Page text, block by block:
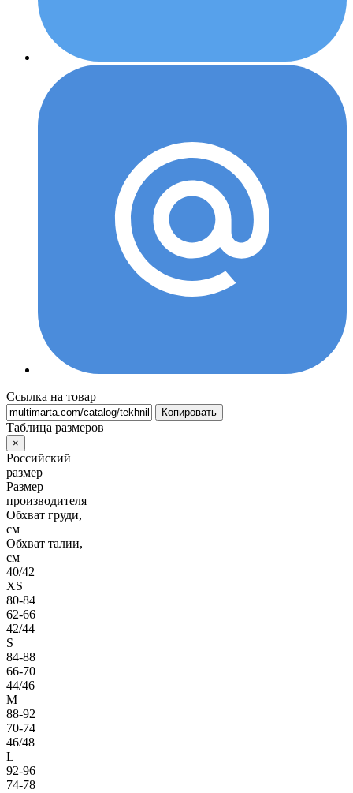
Ссылка на товар
Копировать
Таблица размеров
×
Российский
размер
Размер
производителя
Обхват груди,
см
Обхват талии,
см
40/42
XS
80-84
62-66
42/44
S
84-88
66-70
44/46
M
88-92
70-74
46/48
L
92-96
74-78